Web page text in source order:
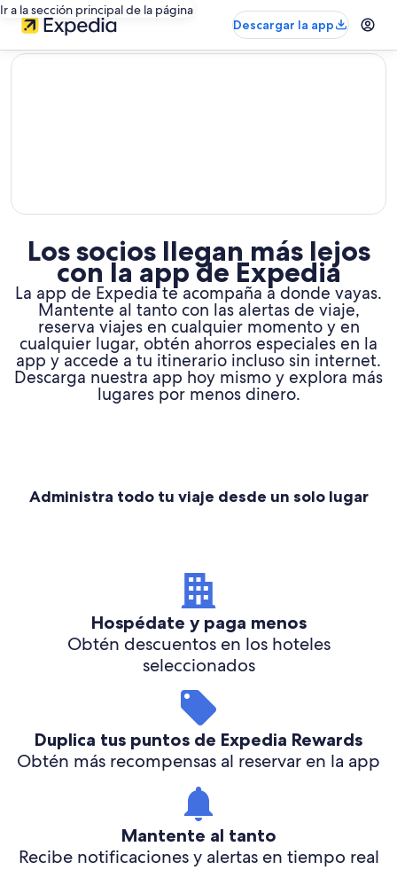
Ir a la sección principal de la página
Descargar la app
editorial
Los socios llegan más lejos
con la app de Expedia
La app de Expedia te acompaña a donde vayas.
Mantente al tanto con las alertas de viaje,
reserva viajes en cualquier momento y en
cualquier lugar, obtén ahorros especiales en la
app y accede a tu itinerario incluso sin internet.
Descarga nuestra app hoy mismo y explora más
lugares por menos dinero.
Administra todo tu viaje desde un solo lugar
Hospédate y paga menos
Obtén descuentos en los hoteles
seleccionados
Duplica tus puntos de Expedia Rewards
Obtén más recompensas al reservar en la app
Mantente al tanto
Recibe notificaciones y alertas en tiempo real